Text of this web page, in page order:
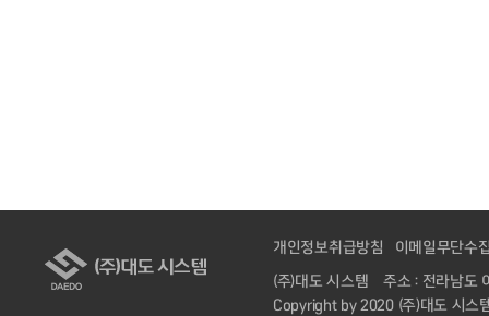
개인정보취급방침
이메일무단수
(주)대도 시스템
주소 : 전라남도
Copyright by 2020 (주)대도 시스